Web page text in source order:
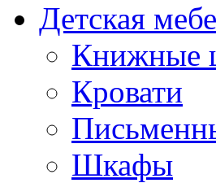
Детская
Книжные
Кровати
Шкафы